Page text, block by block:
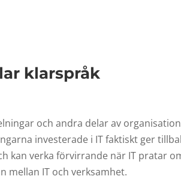
klarspråk
och andra delar av
investerade i IT faktiskt ger
kan verka förvirrande när IT pratar
mellan IT och verksamhet.